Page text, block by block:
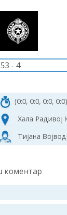
- 4
(0:0, 0:0, 0:0, 0:0)
Хала Радивој
Тијана
коментар